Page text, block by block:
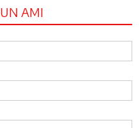
AMI